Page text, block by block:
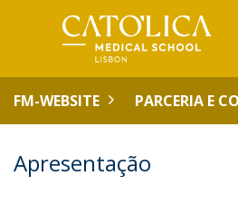
FM-WEBSITE PARCERIA E
Apresentação